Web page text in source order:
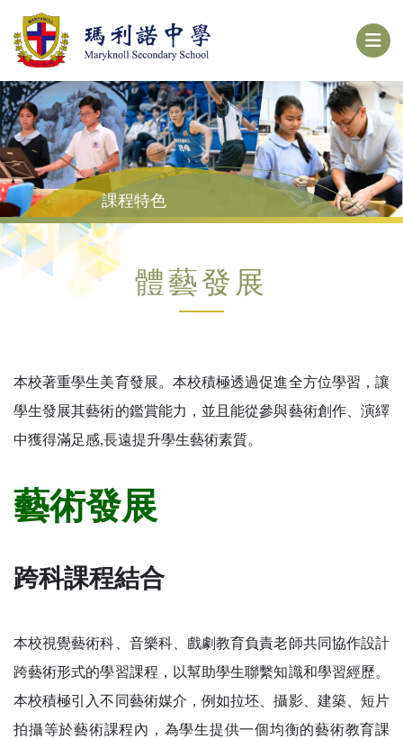
課程特色
體藝發展
本校著重學生美育發展。本校積極透過促進全方位學習，讓
學生發展其藝術的鑑賞能力，並且能從參與藝術創作、演繹
中獲得滿足感,長遠提升學生藝術素質。
藝術發展
跨科課程結合
本校視覺藝術科、音樂科、戲劇教育負責老師共同協作設計
跨藝術形式的學習課程，以幫助學生聯繫知識和學習經歷。
本校積極引入不同藝術媒介，例如拉坯、攝影、建築、短片
拍攝等於藝術課程內，為學生提供一個均衡的藝術教育課